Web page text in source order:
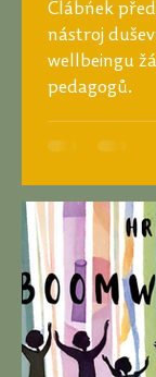
Člábńek
nástroj
wellbeingu
pedagogů.